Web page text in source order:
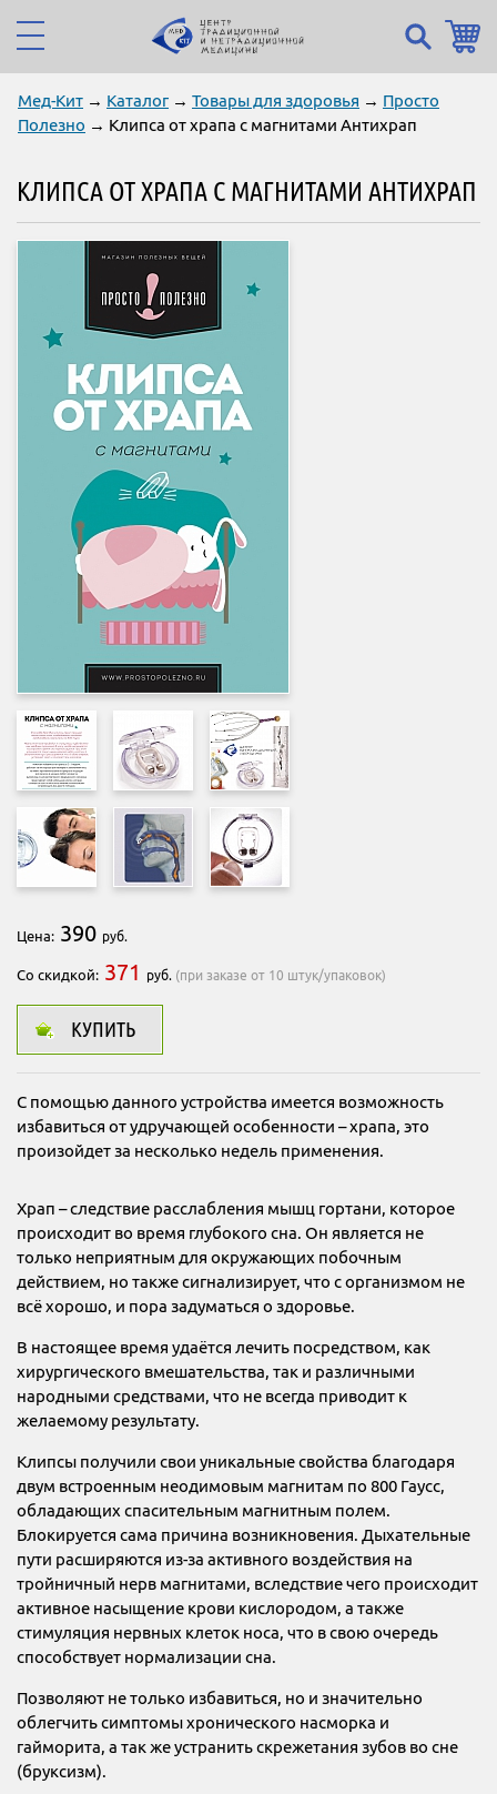
Мед-Кит → Каталог → Товары для здоровья → Просто
Полезно → Клипса от храпа с магнитами Антихрап
КЛИПСА ОТ ХРАПА С МАГНИТАМИ АНТИХРАП
Цена: 390 руб.
Со скидкой: 371 руб. (при заказе от 10 штук/упаковок)
КУПИТЬ
С помощью данного устройства имеется возможность
избавиться от удручающей особенности – храпа, это
произойдет за несколько недель применения.
Храп – следствие расслабления мышц гортани, которое
происходит во время глубокого сна. Он является не
только неприятным для окружающих побочным
действием, но также сигнализирует, что с организмом не
всё хорошо, и пора задуматься о здоровье.
В настоящее время удаётся лечить посредством, как
хирургического вмешательства, так и различными
народными средствами, что не всегда приводит к
желаемому результату.
Клипсы получили свои уникальные свойства благодаря
двум встроенным неодимовым магнитам по 800 Гаусс,
обладающих спасительным магнитным полем.
Блокируется сама причина возникновения. Дыхательные
пути расширяются из-за активного воздействия на
тройничный нерв магнитами, вследствие чего происходит
активное насыщение крови кислородом, а также
стимуляция нервных клеток носа, что в свою очередь
способствует нормализации сна.
Позволяют не только избавиться, но и значительно
облегчить симптомы хронического насморка и
гайморита, а так же устранить скрежетания зубов во сне
(бруксизм).